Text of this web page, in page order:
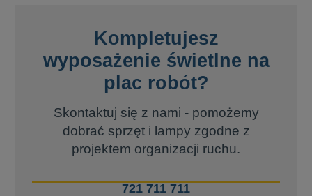
Kompletujesz
wyposażenie świetlne na
plac robót?
Skontaktuj się z nami - pomożemy
dobrać sprzęt i lampy zgodne z
projektem organizacji ruchu.
721 711 711